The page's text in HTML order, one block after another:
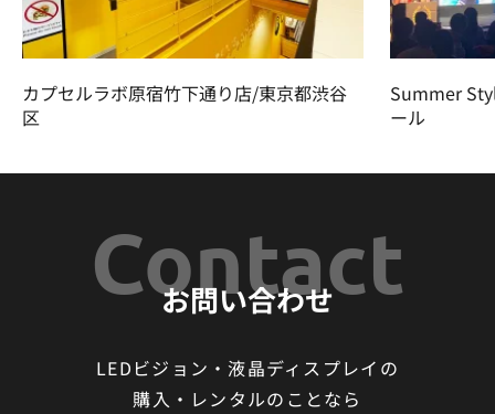
カプセルラボ原宿竹下通り店/東京都渋谷
区
Summer
ール
Contact
お問い合わせ
LEDビジョン・液晶ディスプレイの
購入・レンタルのことなら